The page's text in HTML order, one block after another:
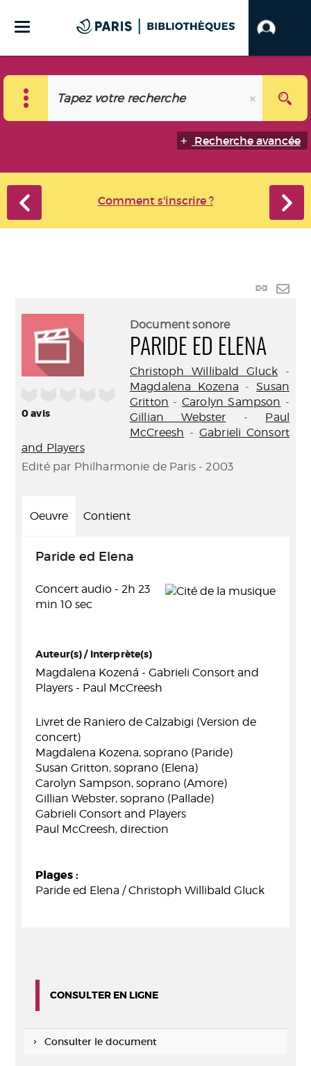
Recherche avancée
Comment s'inscrire ?
Lien
0avis
Document sonore
PARIDE ED ELENA
Christoph Willibald Gluck -
Magdalena Kozena -Susan
Gritton - Carolyn Sampson -
Gillian Webster - Paul
McCreesh - Gabrieli Consort
and Players
Edité par Philharmonie de Paris - 2003
Oeuvre Contient
Paride ed Elena
Concert audio - 2h 23
min 10 sec
Auteur(s) / Interprète(s)
Magdalena Kozená - Gabrieli Consort and
Players - Paul McCreesh
Livret de Raniero de Calzabigi (Version de
concert)
Magdalena Kozena, soprano (Paride)
Susan Gritton, soprano (Elena)
Carolyn Sampson, soprano (Amore)
Gillian Webster, soprano (Pallade)
Gabrieli Consort and Players
Paul McCreesh, direction
Plages :
Paride ed Elena / Christoph Willibald Gluck
CONSULTER EN LIGNE
Consulter le document